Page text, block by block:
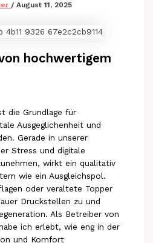
/August 11, 2025
hochwertigem
die Grundlage für
Ausgeglichenheit und
Gerade in unserer
Stress und digitale
wirkt ein qualitativ
wie ein Ausgleichspol.
oder veraltete Topper
Druckstellen zu und
Als Betreiber von
ich erlebt, wie eng in der
und Komfort